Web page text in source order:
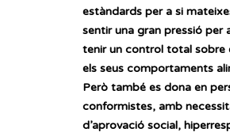
estàndards per a si
sentir una gran pressió per
tenir un control total sobre
els seus comportaments
Però també es dona en
conformistes, amb
d’aprovació social,